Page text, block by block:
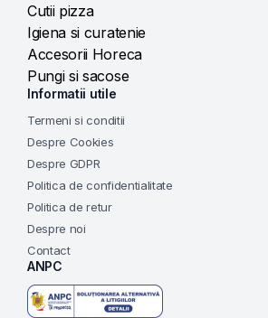
Cutii pizza
Igiena si curatenie
Accesorii Horeca
Pungi si sacose
Informatii utile
Termeni si conditii
Despre Cookies
Despre GDPR
Politica de confidentialitate
Politica de retur
Despre noi
Contact
ANPC